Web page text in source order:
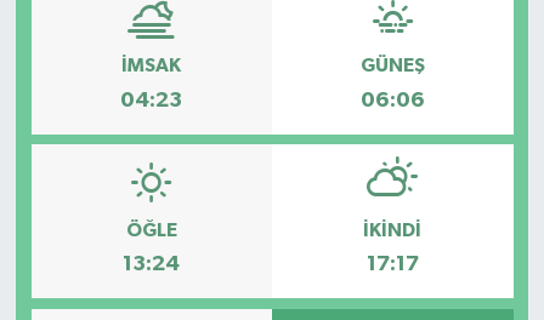
İMSAK
04:23
GÜNEŞ
06:06
ÖĞLE
13:24
İKINDI
17:17